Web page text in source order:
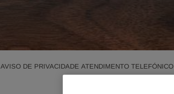
AVISO DE PRIVACIDADE ATENDIMENTO TELEFÓNICO